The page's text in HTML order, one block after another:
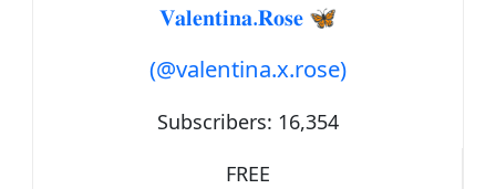
𝐕𝐚𝐥𝐞𝐧𝐭𝐢𝐧𝐚.𝐑𝐨𝐬𝐞 🦋
(@valentina.x.rose)
Subscribers: 16,354
FREE